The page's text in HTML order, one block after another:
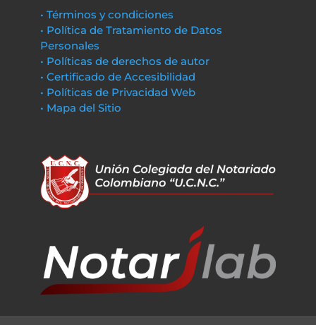
• Términos y condiciones
• Política de Tratamiento de Datos
Personales
• Políticas de derechos de autor
• Certificado de Accesibilidad
• Políticas de Privacidad Web
• Mapa del Sitio